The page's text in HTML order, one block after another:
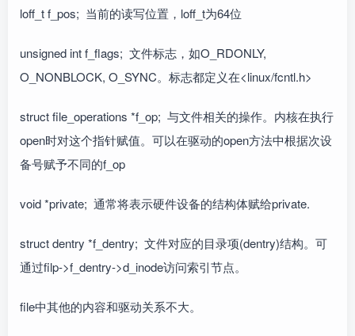
loff_t f_pos; 当前的读写位置，loff_t为64位
unsigned int f_flags; 文件标志，如O_RDONLY,
O_NONBLOCK, O_SYNC。标志都定义在<linux/fcntl.h>
struct file_operations *f_op; 与文件相关的操作。内核在执行
open时对这个指针赋值。可以在驱动的open方法中根据次设
备号赋予不同的f_op
void *private; 通常将表示硬件设备的结构体赋给private.
struct dentry *f_dentry; 文件对应的目录项(dentry)结构。可
通过filp->f_dentry->d_inode访问索引节点。
file中其他的内容和驱动关系不大。